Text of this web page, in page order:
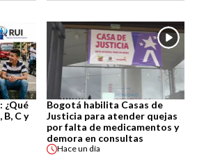
¿Qué
C y
Bogotá habilita Casas de
Justicia para atender quejas
por falta de medicamentos y
demora en consultas
Haceun día